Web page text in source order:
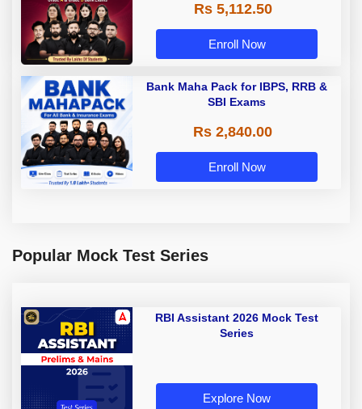
A & Grade B Bank Exams
Rs 5,112.50
Enroll Now
Bank Maha Pack for IBPS, RRB &
SBI Exams
Rs 2,840.00
Enroll Now
Popular Mock Test Series
RBI Assistant 2026 Mock Test
Series
Explore Now